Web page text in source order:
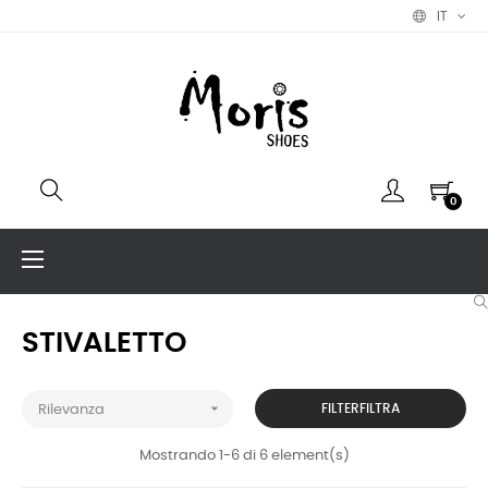
IT
0
navigazione
☰
STIVALETTO
Rilevanza  FILTERFILTRA
Mostrando 1-6 di 6 element(s)